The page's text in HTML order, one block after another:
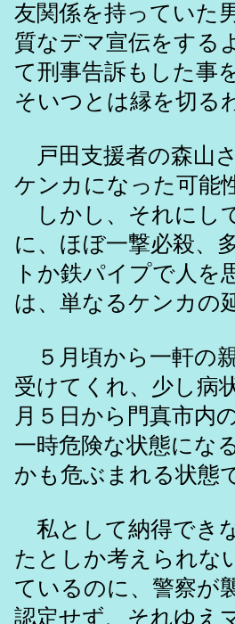
友関係を持っていた
質なデマ宣伝をする
て刑事告訴もした事
そいつとは縁を切る
戸田支援者の森山
ケンカになった可能
しかし、それにし
に、ほぼ一撃必殺、
トか鉄パイプで人を
は、単なるケンカの
５月頃から一軒の
受けてくれ、少し病
月５日から門真市内
一時危険な状態にな
かも危ぶまれる状態
私として納得でき
たとしか考えられな
ているのに、警察が
認定せず、それゆえ